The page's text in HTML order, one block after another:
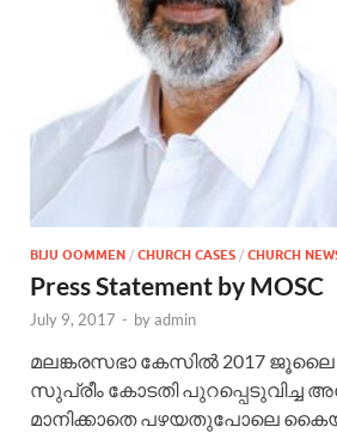
BIJU OOMMEN / CHURCH CASES / CHURCH
Press Statement by MOSC
July 9, 2017 - byadmin
മലങ്കരസഭാ കേസില്‍ 2017
സുപ്രീം കോടതി പുറപ്പെടുവിച്ച
മാനിക്കാതെ പഴയതുപോലെ